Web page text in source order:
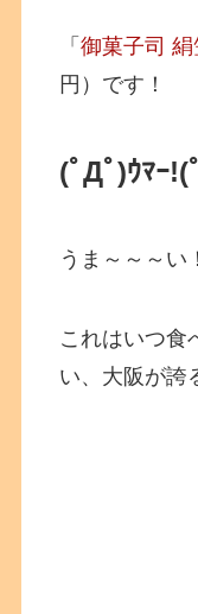
「御菓子司 絹
円）です！
(ﾟДﾟ)ｳﾏｰ!(
うま～～～い
これはいつ食
い、大阪が誇